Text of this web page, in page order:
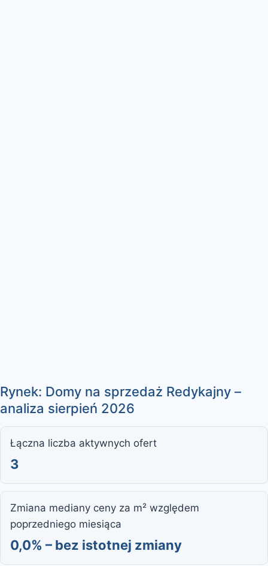
Rynek: Domy na sprzedaż Redykajny –
analiza sierpień 2026
Łączna liczba aktywnych ofert
3
Zmiana mediany ceny za m² względem
poprzedniego miesiąca
0,0% – bez istotnej zmiany